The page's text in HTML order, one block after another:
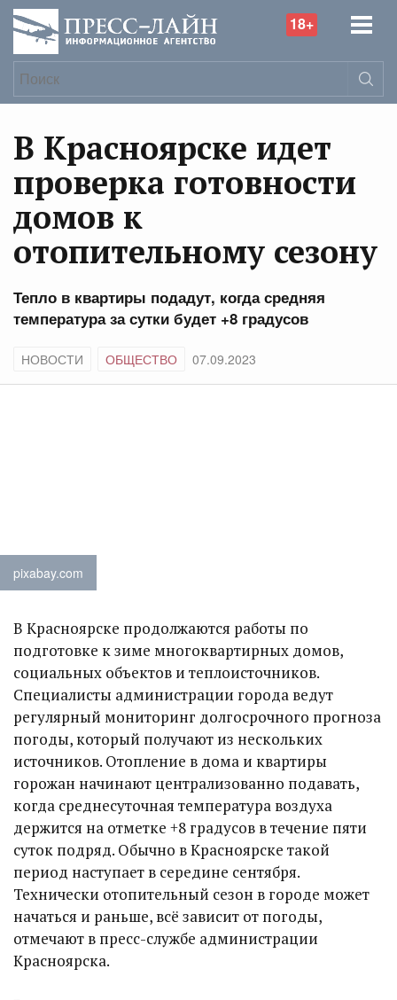
18+
В Красноярске идет
проверка готовности
домов к
отопительному сезону
Тепло в квартиры подадут, когда средняя
температура за сутки будет +8 градусов
НОВОСТИ ОБЩЕСТВО 07.09.2023
pixabay.com
В Красноярске продолжаются работы по
подготовке к зиме многоквартирных домов,
социальных объектов и теплоисточников.
Специалисты администрации города ведут
регулярный мониторинг долгосрочного прогноза
погоды, который получают из нескольких
источников. Отопление в дома и квартиры
горожан начинают централизованно подавать,
когда среднесуточная температура воздуха
держится на отметке +8 градусов в течение пяти
суток подряд. Обычно в Красноярске такой
период наступает в середине сентября.
Технически отопительный сезон в городе может
начаться и раньше, всё зависит от погоды,
отмечают в пресс-службе администрации
Красноярска.